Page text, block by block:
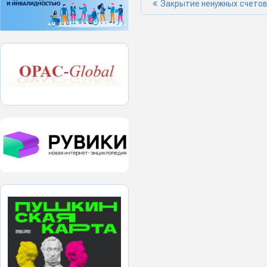
Закрытие ненужных